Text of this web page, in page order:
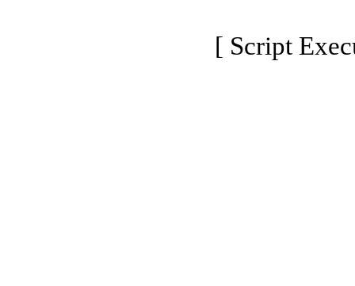
[ Script